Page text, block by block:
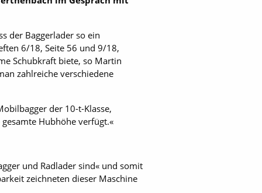
der Baggerlader so ein
6/18, Seite 56 und 9/18,
Schubkraft biete, so Martin
zahlreiche verschiedene
der 10-t-Klasse,
Hubhöhe verfügt.«
und Radlader sind« und somit
zeichneten dieser Maschine